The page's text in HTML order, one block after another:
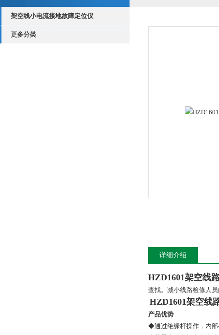
架空线小电流接地故障定位仪
更多分类
详细介绍
HZD1601架空线
查找。减小线路检修人
HZD1601架空线
产品优势
◆通过绝缘杆操作，内